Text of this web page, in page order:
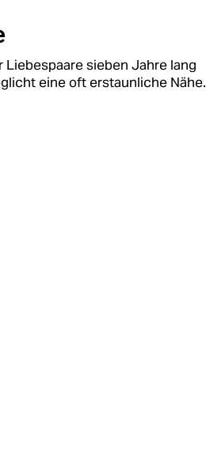
sieben Jahre lang
eine oft erstaunliche Nähe.